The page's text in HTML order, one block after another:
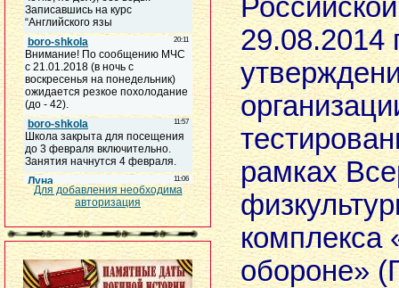
Для добавления необходима
авторизация
рамках
комплекса
обороне»